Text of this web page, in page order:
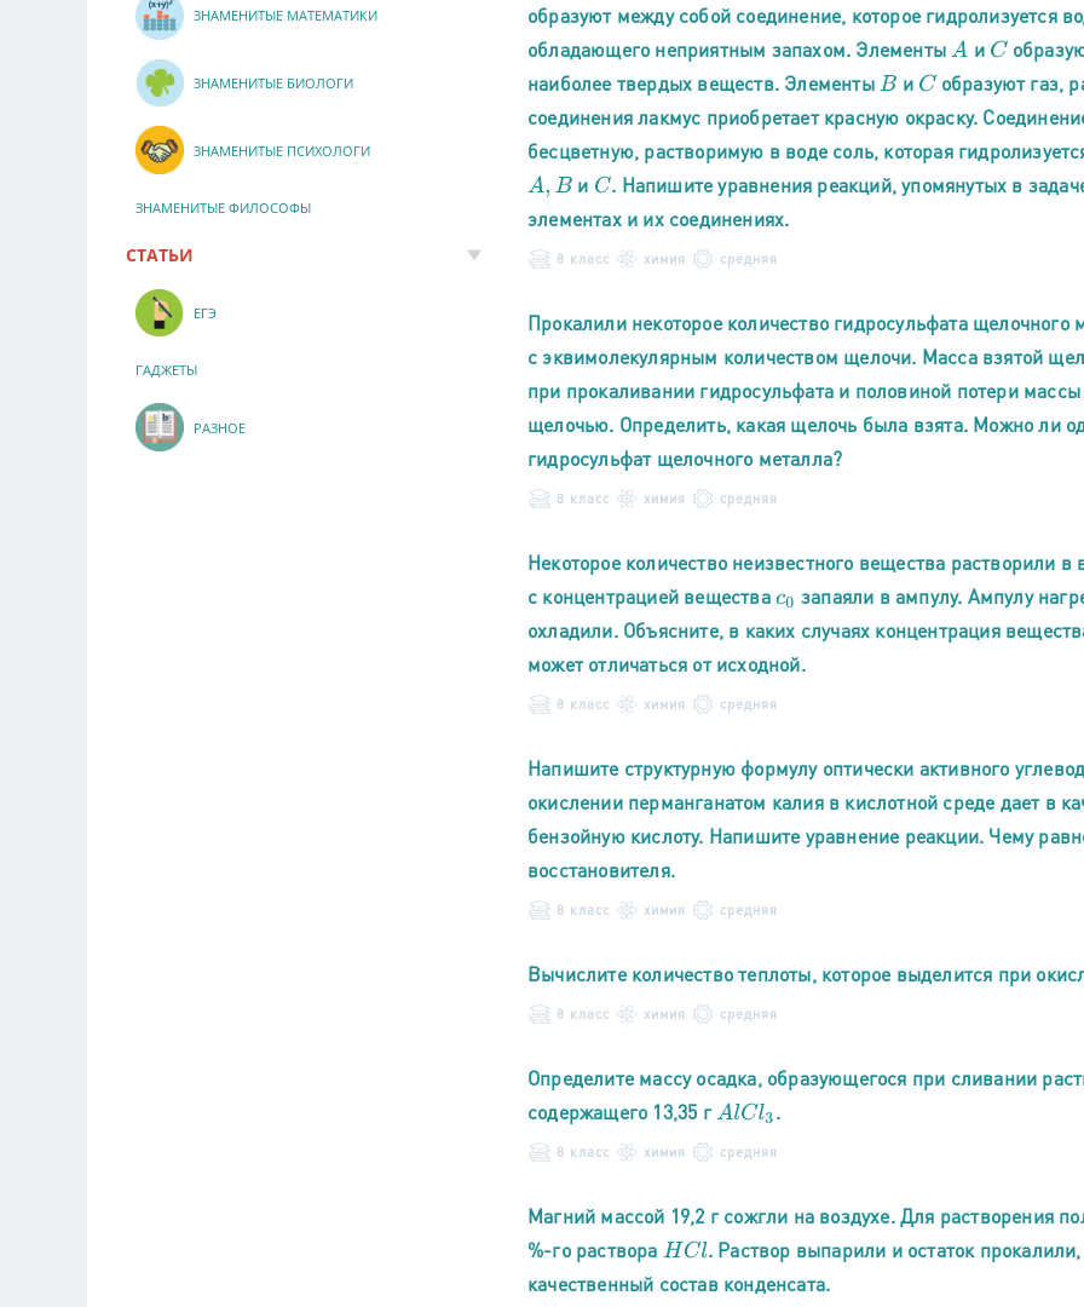
образуют между собой соединение, которое гидролизуется
обладающего неприятным запахом. Элементы A и C
наиболее твердых веществ. ЭлементыB и C образуют газ,
соединения лакмус приобретает красную окраску.
бесцветную, растворимую в воде соль, которая
A,B и C . Напишите уравнения реакций, упомянутых в
элементах и их соединениях.
8 класс химия средняя
Прокалили некоторое количество гидросульфата щелочного
с эквимолекулярным количеством щелочи. Масса взятой
при прокаливании гидросульфата и половиной потери
щелочью. Определить, какая щелочь была взята. Можно ли
гидросульфат щелочного металла?
8 класс химия средняя
Некоторое количество неизвестного вещества растворили
с концентрацией веществаc0 запаяли в ампулу. Ампулу
охладили. Объясните, в каких случаях концентрация
может отличаться от исходной.
8 класс химия средняя
Напишите структурную формулу оптически активного
окислении перманганатом калия в кислотной среде дает в
бензойную кислоту. Напишите уравнение реакции. Чему
восстановителя.
8 класс химия средняя
Вычислите количество теплоты, которое выделится при
8 класс химия средняя
Определите массу осадка, образующегося при сливании
содержащего 13,35 гAlCl3 .
8 класс химия средняя
Магний массой 19,2 г сожгли на воздухе. Для растворения
%-го раствора HCl . Раствор выпарили и остаток
качественный состав конденсата.
ЗНАМЕНИТЫЕ МАТЕМАТИКИ
ЗНАМЕНИТЫЕ БИОЛОГИ
ЗНАМЕНИТЫЕ ПСИХОЛОГИ
ЗНАМЕНИТЫЕ ФИЛОСОФЫ
СТАТЬИ
ЕГЭ
ГАДЖЕТЫ
РАЗНОЕ